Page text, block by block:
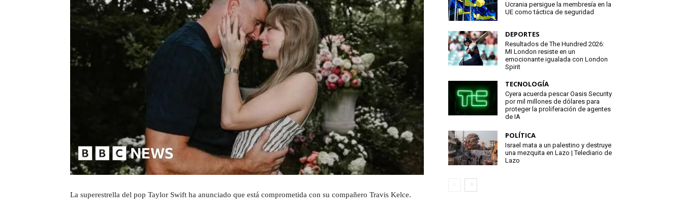
La superestrella del pop Taylor Swift ha anunciado que está comprometida con su compañero Travis Kelce.
Ucrania persigue la membresía en la
UE como táctica de seguridad
DEPORTES
Resultados de The Hundred 2026:
MI London resiste en un
emocionante igualada con London
Spirit
TECNOLOGÍA
Cyera acuerda pescar Oasis Security
por mil millones de dólares para
proteger la proliferación de agentes
de IA
POLÍTICA
Israel mata a un palestino y destruye
una mezquita en Lazo | Telediario de
Lazo